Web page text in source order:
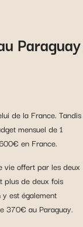
Paraguay
de la France. Tandis
mensuel de 1
en France.
vie offert par les deux
plus de deux fois
est également
370€ au Paraguay.